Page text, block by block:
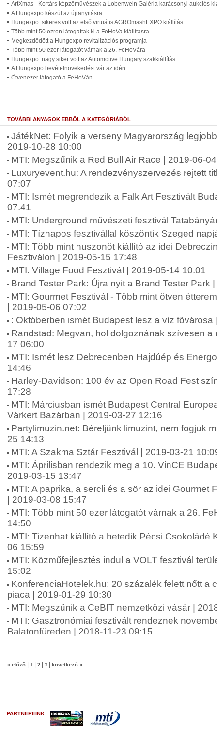
ArtXmas - Kortárs képzőművészek a Lobenwein Galéria karácsonyi aukciós
A Hungexpo készül az újranyitásra
Hungexpo: sikeres volt az első virtuális AGROmashEXPO kiállítás
Több mint 50 ezren látogattak ki a FeHoVa kiállításra
Megkezdődött a Hungexpo revitalizációs programja
Több mint 50 ezer látogatót várnak a 26. FeHoVára
Hungexpo: nagy siker volt az Automotive Hungary szakkiállítás
A Hungexpo bevételnövekedést vár az idén
Ötvenezer látogató a FeHoVán
TOVÁBBI ANYAGOK EBBŐL A KATEGÓRIÁBÓL
JátékNet: Folyik a verseny Magyarország
2019-10-28 10:00
MTI: Megszűnik a Red Bull Air Race | 2019-06-
Luxuryevent.hu: A rendezvényszervezés rejtett
07:07
MTI: Ismét megrendezik a Falk Art Fesztivált
07:41
MTI: Underground művészeti fesztivál
MTI: Tíznapos fesztivállal köszöntik Szeged
MTI: Több mint huszonöt kiállító az idei
Fesztiválon | 2019-05-15 17:48
MTI: Village Food Fesztivál | 2019-05-14 10:01
Brand Tester Park: Újra nyit a Brand Tester Park
MTI: Gourmet Fesztivál - Több mint ötven
| 2019-05-06 07:02
: Októberben ismét Budapest lesz a víz fővárosa
Randstad: Megvan, hol dolgoznának szívesen a
17 06:00
MTI: Ismét lesz Debrecenben Hajdúép és
14:46
Harley-Davidson: 100 év az Open Road Fest
17:28
MTI: Márciusban ismét Budapest Central
Várkert Bazárban | 2019-03-27 12:16
Partylimuzin.net: Béreljünk limuzint, nem fogjuk
25 14:13
MTI: A Szakma Sztár Fesztivál | 2019-03-21
MTI: Áprilisban rendezik meg a 10. VinCE
2019-03-15 13:47
MTI: A paprika, a sercli és a sör az idei Gourmet
| 2019-03-08 15:47
MTI: Több mint 50 ezer látogatót várnak a 26.
14:50
MTI: Tizenhat kiállító a hetedik Pécsi Csokoládé
06 15:59
MTI: Közműfejlesztés indul a VOLT fesztivál
15:02
KonferenciaHotelek.hu: 20 százalék felett nőtt a
piaca | 2019-01-29 10:30
MTI: Megszűnik a CeBIT nemzetközi vásár |
MTI: Gasztronómiai fesztivált rendeznek
Balatonfüreden | 2018-11-23 09:15
« előző 1 2 3 következő »
PARTNEREINK